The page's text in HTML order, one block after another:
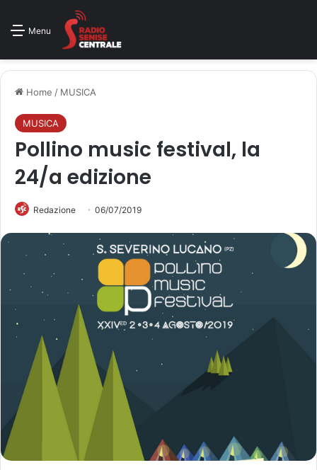
Menu
Home / MUSICA
MUSICA
Pollino music festival, la
24/a edizione
Redazione 06/07/2019